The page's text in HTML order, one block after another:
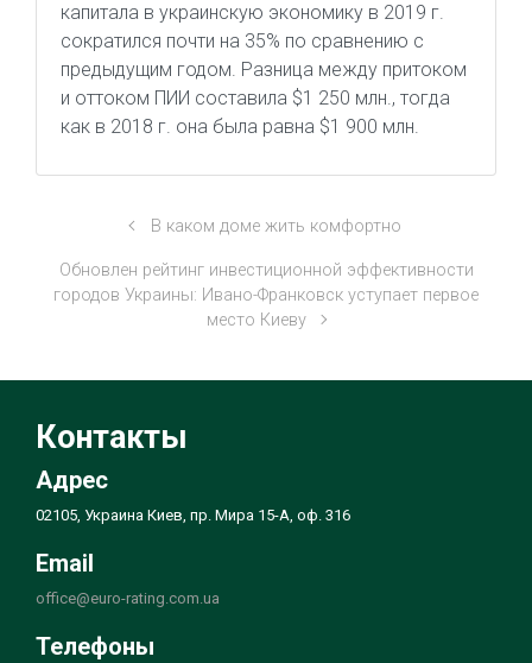
капитала в украинскую экономику в 2019 г.
сократился почти на 35% по сравнению с
предыдущим годом. Разница между притоком
и оттоком ПИИ составила $1 250 млн., тогда
как в 2018 г. она была равна $1 900 млн.
В каком доме жить комфортно
Обновлен рейтинг инвестиционной эффективности
городов Украины: Ивано-Франковск уступает первое
место Киеву
Контакты
Адрес
02105, Украина Киев, пр. Мира 15-А, оф. 316
Email
office@euro-rating.com.ua
Телефоны